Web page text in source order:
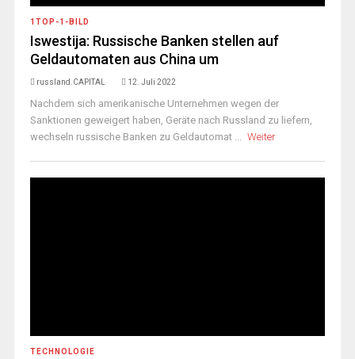
1TOP-1-BILD
Iswestija: Russische Banken stellen auf
Geldautomaten aus China um
russland.CAPITAL 12. Juli 2022
Nachdem sich amerikanische Unternehmen wegen der
Sanktionen geweigert haben, Geräte nach Russland zu liefern,
wechseln russische Banken zu Geldautomat ... Weiter
TECHNOLOGIE